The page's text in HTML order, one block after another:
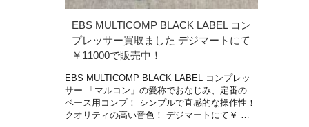
EBS MULTICOMP BLACK LABEL コン
プレッサー買取ました デジマートにて
￥11000で販売中！
EBS MULTICOMP BLACK LABEL コンプレッ
サー 「マルコン」の愛称でおなじみ、定番の
ベース用コンプ！ シンプルで直感的な操作性！
クオリティの高い音色！ デジマートにて￥ …